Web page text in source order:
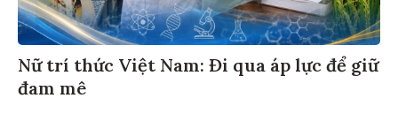
Nữ trí thức Việt Nam: Đi qua áp lực để giữ
đam mê